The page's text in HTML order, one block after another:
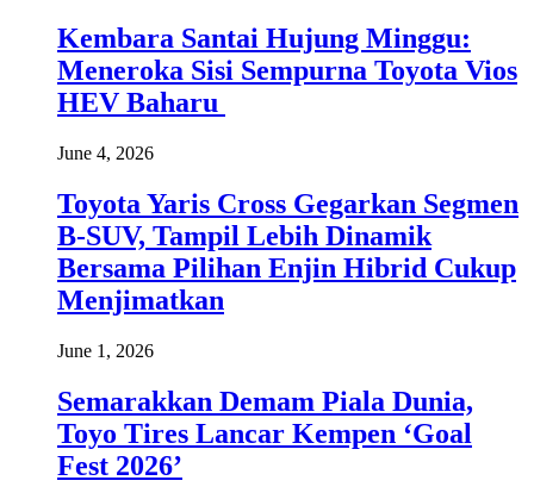
Kembara Santai Hujung Minggu:
Meneroka Sisi Sempurna Toyota Vios
HEV Baharu
June 4, 2026
Toyota Yaris Cross Gegarkan Segmen
B-SUV, Tampil Lebih Dinamik
Bersama Pilihan Enjin Hibrid Cukup
Menjimatkan
June 1, 2026
Semarakkan Demam Piala Dunia,
Toyo Tires Lancar Kempen ‘Goal
Fest 2026’